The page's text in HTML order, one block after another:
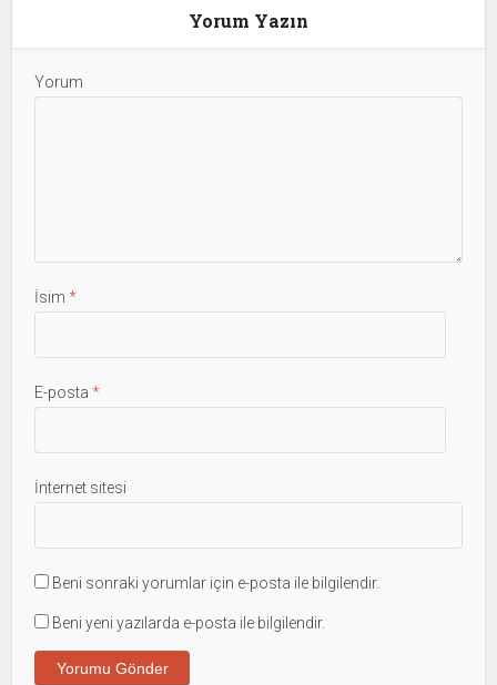
Yorum Yazın
Yorum
İsim*
E-posta*
İnternet sitesi
Beni sonraki yorumlar için e-posta ile bilgilendir.
Beni yeni yazılarda e-posta ile bilgilendir.